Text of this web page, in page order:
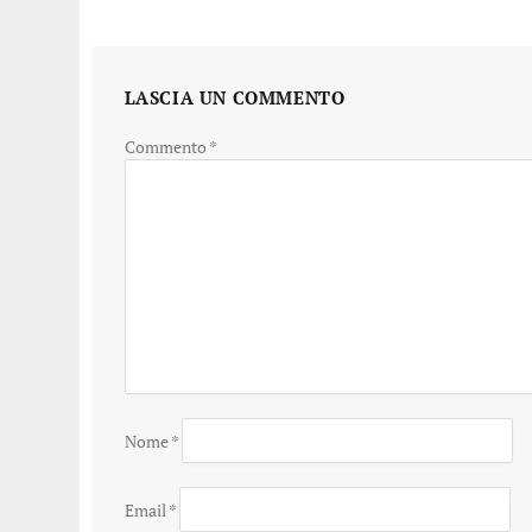
LASCIA UN COMMENTO
Commento *
Nome*
Email *